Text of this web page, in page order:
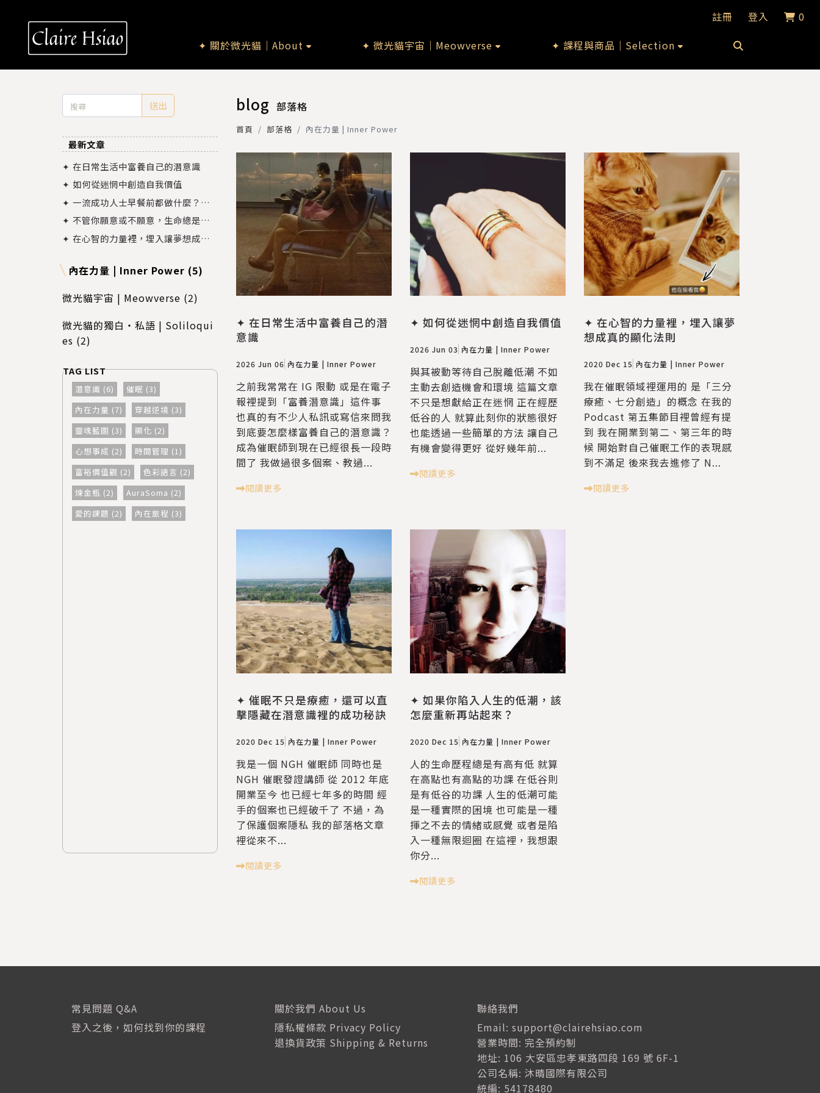
註冊 登入
0
✦ 關於微光貓｜About
✦ 微光貓宇宙｜Meowverse ✦ 課程與商品｜Selection
送出
最新文章
✦ 在日常生活中富養自己的潛意識
✦ 如何從迷惘中創造自我價值
✦ 一流成功人士早餐前都做什麼？從
時間管理來談談怎麼連結富裕價值觀
✦ 不管你願意或不願意，生命總是會
一次又一次的把你推到對的軌道上
✦ 在心智的力量裡，埋入讓夢想成真
內在力量 | Inner Power (5)
微光貓宇宙 | Meowverse (2)
微光貓的獨白・私語 | Soliloqui
es (2)
潛意識 (6)
催眠 (3)
內在力量 (7)
穿越逆境 (3)
靈魂藍圖 (3)
顯化 (2)
心想事成 (2)
時間管理 (1)
富裕價值觀 (2)
色彩語言 (2)
煉金瓶 (2)
AuraSoma (2)
愛的課題 (2)
內在旅程 (3)
blog 部落格
首頁 部落格 內在力量 | Inner Power
✦ 在日常生活中富養自己的潛
意識
2026 Jun 06 內在力量 | Inner Power
之前我常常在 IG 限動 或是在電子
報裡提到「富養潛意識」這件事
也真的有不少人私訊或寫信來問我
到底要怎麼樣富養自己的潛意識？
成為催眠師到現在已經很長一段時
間了 我做過很多個案、教過...
閱讀更多
✦ 如何從迷惘中創造自我價值
2026 Jun 03 內在力量 | Inner Power
與其被動等待自己脫離低潮 不如
主動去創造機會和環境 這篇文章
不只是想獻給正在迷惘 正在經歷
低谷的人 就算此刻你的狀態很好
也能透過一些簡單的方法 讓自己
有機會變得更好 從好幾年前...
閱讀更多
✦ 在心智的力量裡，埋入讓夢
想成真的顯化法則
2020 Dec 15 內在力量 | Inner Power
我在催眠領域裡運用的 是「三分
療癒、七分創造」的概念 在我的
Podcast 第五集節目裡曾經有提
到 我在開業到第二、第三年的時
候 開始對自己催眠工作的表現感
到不滿足 後來我去進修了 N...
閱讀更多
✦ 催眠不只是療癒，還可以直
擊隱藏在潛意識裡的成功秘訣
2020 Dec 15 內在力量 | Inner Power
我是一個 NGH 催眠師 同時也是
NGH 催眠發證講師 從 2012 年底
開業至今 也已經七年多的時間 經
手的個案也已經破千了 不過，為
了保護個案隱私 我的部落格文章
裡從來不...
閱讀更多
✦ 如果你陷入人生的低潮，該
怎麼重新再站起來？
2020 Dec 15 內在力量 | Inner Power
人的生命歷程總是有高有低 就算
在高點也有高點的功課 在低谷則
是有低谷的功課 人生的低潮可能
是一種實際的困境 也可能是一種
揮之不去的情緒或感覺 或者是陷
入一種無限迴圈 在這裡，我想跟
你分...
閱讀更多
常見問題 Q&A
登入之後，如何找到你的課程
關於我們 About Us
隱私權條款 Privacy Policy
退換貨政策 Shipping & Returns
聯絡我們
Email: support@clairehsiao.com
營業時間: 完全預約制
地址: 106 大安區忠孝東路四段 169 號 6F-1
公司名稱: 沐晴國際有限公司
統編: 54178480